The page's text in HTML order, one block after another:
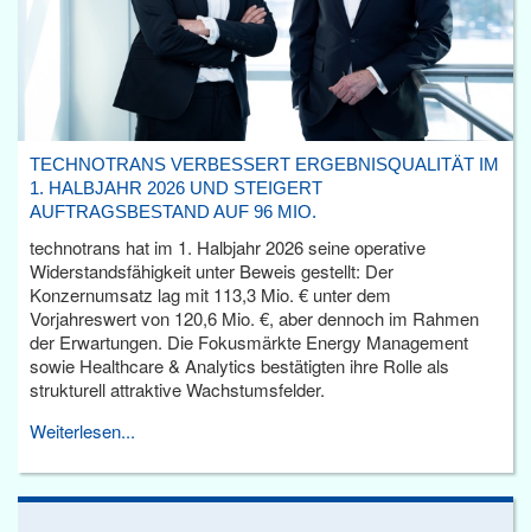
TECHNOTRANS VERBESSERT ERGEBNISQUALITÄT IM
1. HALBJAHR 2026 UND STEIGERT
AUFTRAGSBESTAND AUF 96 MIO.
technotrans hat im 1. Halbjahr 2026 seine operative
Widerstandsfähigkeit unter Beweis gestellt: Der
Konzernumsatz lag mit 113,3 Mio. € unter dem
Vorjahreswert von 120,6 Mio. €, aber dennoch im Rahmen
der Erwartungen. Die Fokusmärkte Energy Management
sowie Healthcare & Analytics bestätigten ihre Rolle als
strukturell attraktive Wachstumsfelder.
Weiterlesen...